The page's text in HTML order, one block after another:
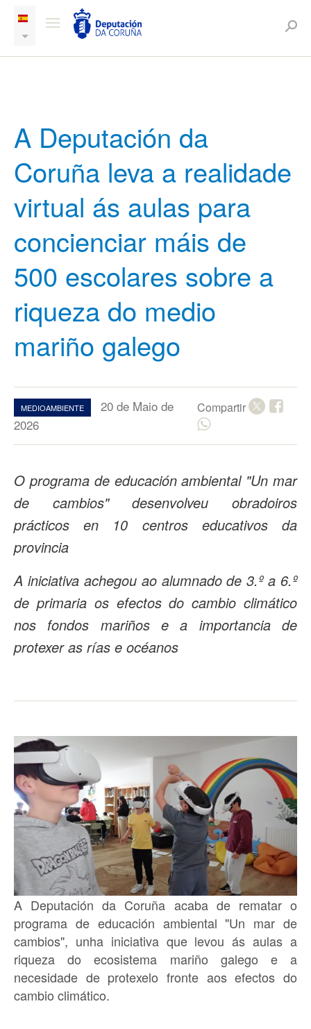
A Deputación da
Coruña leva a realidade
virtual ás aulas para
concienciar máis de
500 escolares sobre a
riqueza do medio
mariño galego
MEDIOAMBIENTE
20 de Maio de
2026
Compartir
O programa de educación ambiental "Un mar
de cambios" desenvolveu obradoiros
prácticos en 10 centros educativos da
provincia
A iniciativa achegou ao alumnado de 3.º a 6.º
de primaria os efectos do cambio climático
nos fondos mariños e a importancia de
protexer as rías e océanos
A Deputación da Coruña acaba de rematar o
programa de educación ambiental "Un mar de
cambios", unha iniciativa que levou ás aulas a
riqueza do ecosistema mariño galego e a
necesidade de protexelo fronte aos efectos do
cambio climático.